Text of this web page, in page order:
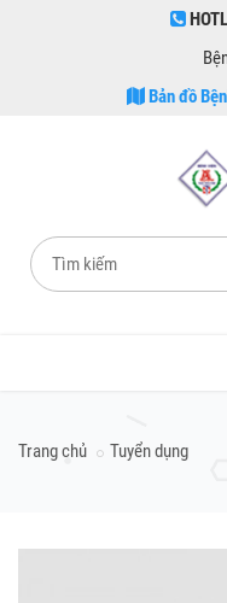
Bệnh
Bản đồ
Trang chủ Tuyển dụng